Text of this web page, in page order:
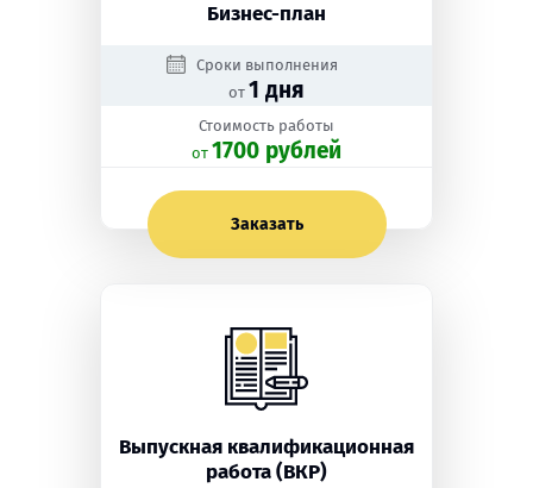
Бизнес-план
Сроки выполнения
от 1 дня
Стоимость работы
oт 1700 рублей
Заказать
Выпускная квалификационная
работа (ВКР)